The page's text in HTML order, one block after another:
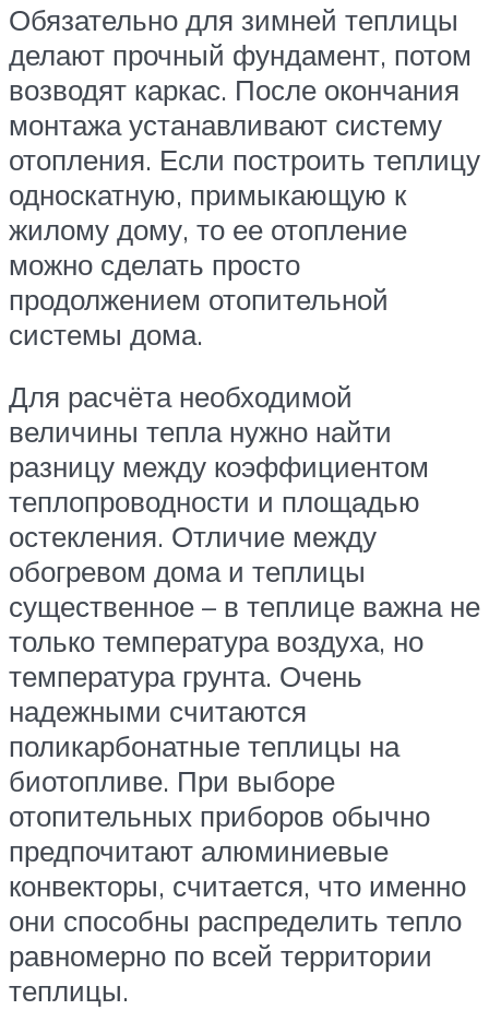
Обязательно для зимней теплицы
делают прочный фундамент, потом
возводят каркас. После окончания
монтажа устанавливают систему
отопления. Если построить теплицу
односкатную, примыкающую к
жилому дому, то ее отопление
можно сделать просто
продолжением отопительной
системы дома.
Для расчёта необходимой
величины тепла нужно найти
разницу между коэффициентом
теплопроводности и площадью
остекления. Отличие между
обогревом дома и теплицы
существенное – в теплице важна не
только температура воздуха, но
температура грунта. Очень
надежными считаются
поликарбонатные теплицы на
биотопливе. При выборе
отопительных приборов обычно
предпочитают алюминиевые
конвекторы, считается, что именно
они способны распределить тепло
равномерно по всей территории
теплицы.